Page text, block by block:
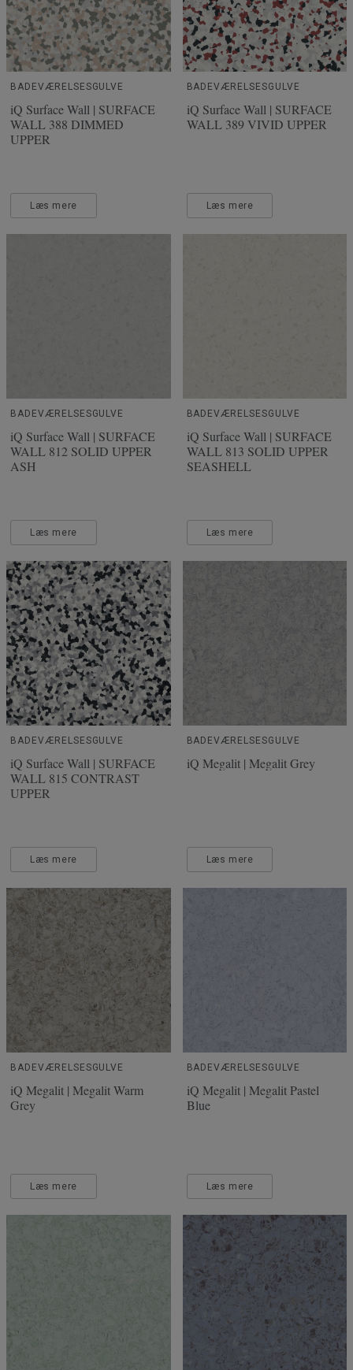
BADEVÆRELSESGULVE
iQ Surface Wall | SURFACE
WALL 388 DIMMED
UPPER
Læs mere
BADEVÆRELSESGULVE
iQ Surface Wall | SURFACE
WALL 389 VIVID UPPER
Læs mere
BADEVÆRELSESGULVE
iQ Surface Wall | SURFACE
WALL 812 SOLID UPPER
ASH
Læs mere
BADEVÆRELSESGULVE
iQ Surface Wall | SURFACE
WALL 813 SOLID UPPER
SEASHELL
Læs mere
BADEVÆRELSESGULVE
iQ Surface Wall | SURFACE
WALL 815 CONTRAST
UPPER
Læs mere
BADEVÆRELSESGULVE
iQ Megalit | Megalit Grey
Læs mere
BADEVÆRELSESGULVE
iQ Megalit | Megalit Warm
Grey
Læs mere
BADEVÆRELSESGULVE
iQ Megalit | Megalit Pastel
Blue
Læs mere